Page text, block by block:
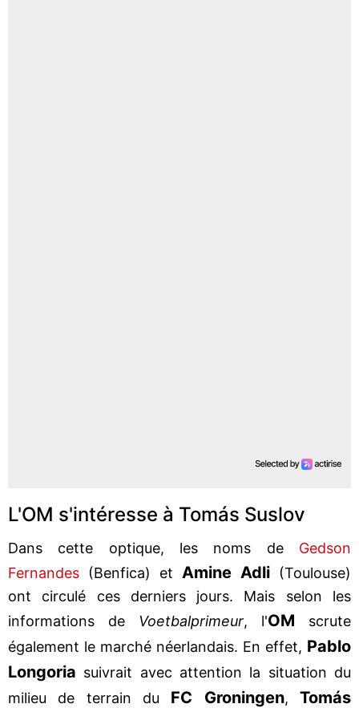
L'OM s'intéresse à Tomás Suslov
Dans cette optique, les noms de Gedson
Fernandes (Benfica) et Amine Adli (Toulouse)
ont circulé ces derniers jours. Mais selon les
informations de Voetbalprimeur, l'OM scrute
également le marché néerlandais. En effet, Pablo
Longoria suivrait avec attention la situation du
milieu de terrain du FC Groningen,Tomás